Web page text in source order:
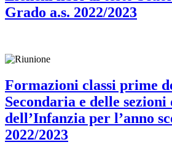
Grado a.s. 2022/2023
Formazioni classi prime
Secondaria e delle sezioni
dell’Infanzia per l’anno
2022/2023